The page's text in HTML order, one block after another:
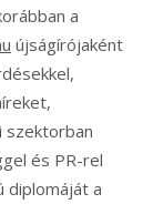
a
újságírójaként
szektorban
és PR-rel
diplomáját a